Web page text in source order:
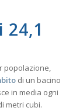
24,1
popolazione,
di un bacino
in media ogni
metri cubi.